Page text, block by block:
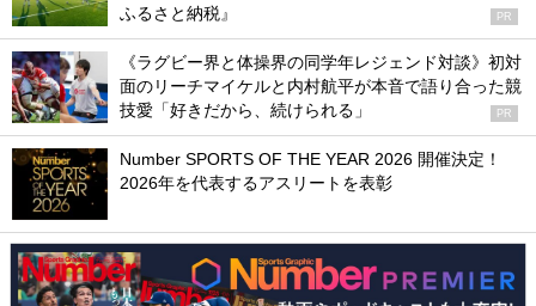
ふるさと納税』
PR
《ラグビー界と体操界の同学年レジェンド対談》初対
面のリーチマイケルと内村航平が本音で語り合った競
技愛「好きだから、続けられる」
PR
Number SPORTS OF THE YEAR 2026 開催決定！
2026年を代表するアスリートを表彰